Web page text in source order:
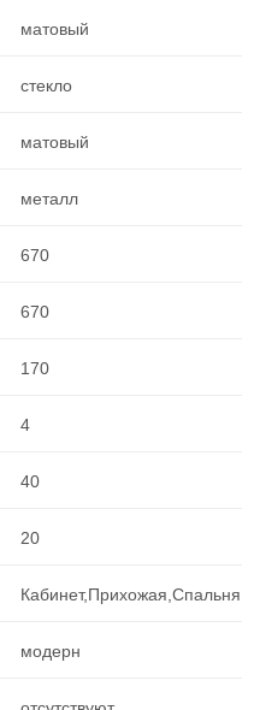
матовый
стекло
матовый
металл
670
670
170
4
40
20
Кабинет,Прихожая,Спальня
модерн